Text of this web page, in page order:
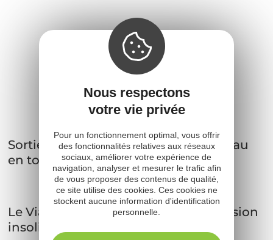
Sur nos blogs
Sortie en quad avec le viaduc de Millau
en toile de fond
Le Viaduc de Millau, randonnée et vision
insolite
Nous respectons
votre vie privée
Pour un fonctionnement optimal, vous offrir
des fonctionnalités relatives aux réseaux
sociaux, améliorer votre expérience de
navigation, analyser et mesurer le trafic afin
de vous proposer des contenus de qualité,
ce site utilise des cookies. Ces cookies ne
stockent aucune information d'identification
personnelle.